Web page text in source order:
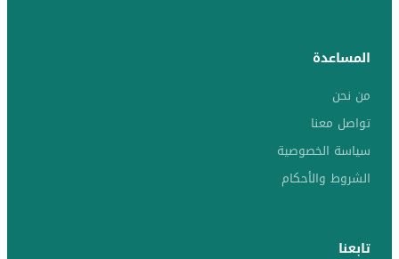
المساعدة
من نحن
تواصل معنا
سياسة الخصوصية
الشروط والأحكام
تابعنا